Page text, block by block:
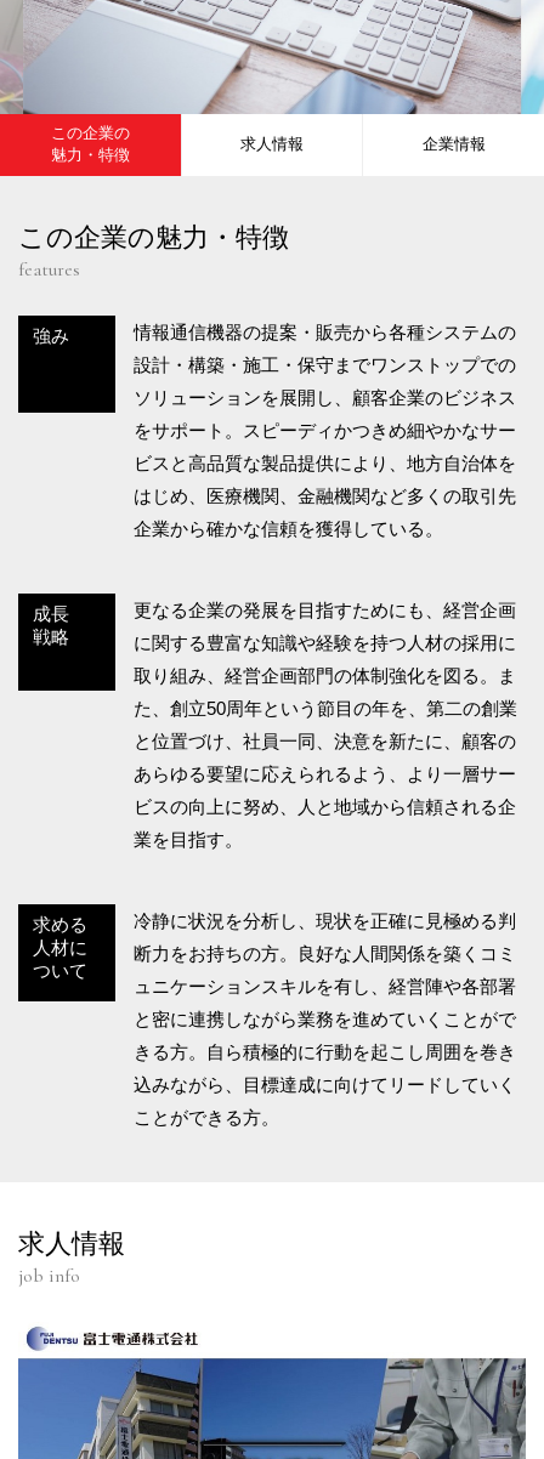
この企業の
魅力・特徴
求人情報 企業情報
この企業の魅力・特徴
features
強み
情報通信機器の提案・販売から各種システムの
設計・構築・施工・保守までワンストップでの
ソリューションを展開し、顧客企業のビジネス
をサポート。スピーディかつきめ細やかなサー
ビスと高品質な製品提供により、地方自治体を
はじめ、医療機関、金融機関など多くの取引先
企業から確かな信頼を獲得している。
成長
戦略
更なる企業の発展を目指すためにも、経営企画
に関する豊富な知識や経験を持つ人材の採用に
取り組み、経営企画部門の体制強化を図る。ま
た、創立50周年という節目の年を、第二の創業
と位置づけ、社員一同、決意を新たに、顧客の
あらゆる要望に応えられるよう、より一層サー
ビスの向上に努め、人と地域から信頼される企
業を目指す。
求める
人材に
ついて
冷静に状況を分析し、現状を正確に見極める判
断力をお持ちの方。良好な人間関係を築くコミ
ュニケーションスキルを有し、経営陣や各部署
と密に連携しながら業務を進めていくことがで
きる方。自ら積極的に行動を起こし周囲を巻き
込みながら、目標達成に向けてリードしていく
ことができる方。
求人情報
job info